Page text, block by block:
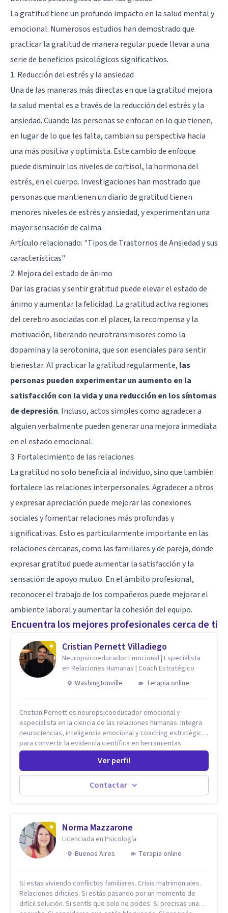
La gratitud tiene un profundo impacto en la salud mental y
emocional. Numerosos estudios han demostrado que
practicar la gratitud de manera regular puede llevar a una
serie de beneficios psicológicos significativos.
1. Reducción del estrés y la ansiedad
Una de las maneras más directas en que la gratitud mejora
la salud mental es a través de la reducción del estrés y la
ansiedad. Cuando las personas se enfocan en lo que tienen,
en lugar de lo que les falta, cambian su perspectiva hacia
una más positiva y optimista. Este cambio de enfoque
puede disminuir los niveles de cortisol, la hormona del
estrés, en el cuerpo. Investigaciones han mostrado que
personas que mantienen un diario de gratitud tienen
menores niveles de estrés y ansiedad, y experimentan una
mayor sensación de calma.
Artículo relacionado: "Tipos de Trastornos de Ansiedad y sus
características"
2. Mejora del estado de ánimo
Dar las gracias y sentir gratitud puede elevar el estado de
ánimo y aumentar la felicidad. La gratitud activa regiones
del cerebro asociadas con el placer, la recompensa y la
motivación, liberando neurotransmisores como la
dopamina y la serotonina, que son esenciales para sentir
bienestar. Al practicar la gratitud regularmente, las
personas pueden experimentar un aumento en la
satisfacción con la vida y una reducción en los síntomas
de depresión. Incluso, actos simples como agradecer a
alguien verbalmente pueden generar una mejora inmediata
en el estado emocional.
3. Fortalecimiento de las relaciones
La gratitud no solo beneficia al individuo, sino que también
fortalece las relaciones interpersonales. Agradecer a otros
y expresar apreciación puede mejorar las conexiones
sociales y fomentar relaciones más profundas y
significativas. Esto es particularmente importante en las
relaciones cercanas, como las familiares y de pareja, donde
expresar gratitud puede aumentar la satisfacción y la
sensación de apoyo mutuo. En el ámbito profesional,
reconocer el trabajo de los compañeros puede mejorar el
ambiente laboral y aumentar la cohesión del equipo.
Encuentra los mejores profesionales cerca de ti
Cristian Pernett Villadiego
Neuropsicoeducador Emocional | Especialista
en Relaciones Humanas | Coach Estratégico
Washingtonville
Terapia online
Cristian Pernett es neuropsicoeducador emocional y
especialista en la ciencia de las relaciones humanas. Integra
neurociencias, inteligencia emocional y coaching estratégico
para convertir la evidencia científica en herramientas
prácticas que mejoran la forma en que las personas viven,
aman, lideran y se comunican. Con más de 20 años de
experiencia, acompaña a personas, parejas y líderes en
procesos de desarrollo personal y profesional. Su trabajo se
centra en la regulación emocional, las relaciones de pareja, la
neurociencias y estrategias de cambio basadas en evidencia
para fortalecer la autoestima, desarrollar habilidades
socioemocionales y promover cambios sostenibles. Como
divulgador científico, acerca la psicología y las neurociencias
Ver perfil
Contactar
Norma Mazzarone
Licenciada en Psicología
Buenos Aires
Terapia online
Si estas viviendo conflictos familiares. Crisis matrimoniales.
Relaciones dificiles. Si estás pasando por un momento de
difícil solución. Si sentís que solo no podes. Si precisas una